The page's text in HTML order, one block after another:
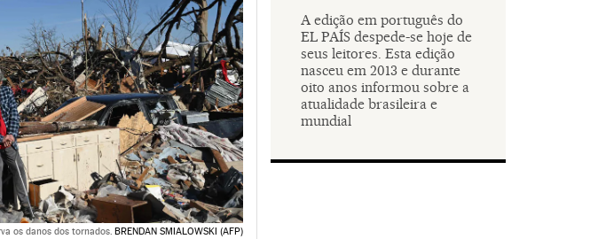
os danos dos tornados. BRENDAN SMIALOWSKI (AFP)
A edição em português do
EL PAÍS despede-se hoje de
seus leitores. Esta edição
nasceu em 2013 e durante
oito anos informou sobre a
atualidade brasileira e
mundial